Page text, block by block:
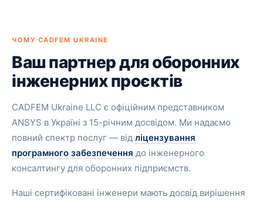
ЧОМУ CADFEM UKRAINE
Ваш партнер для оборонних
інженерних проєктів
CADFEM Ukraine LLC є офіційним представником
ANSYS в Україні з 15-річним досвідом. Ми надаємо
повний спектр послуг — від ліцензування
програмного забезпечення до інженерного
консалтингу для оборонних підприємств.
Наші сертифіковані інженери мають досвід вирішення